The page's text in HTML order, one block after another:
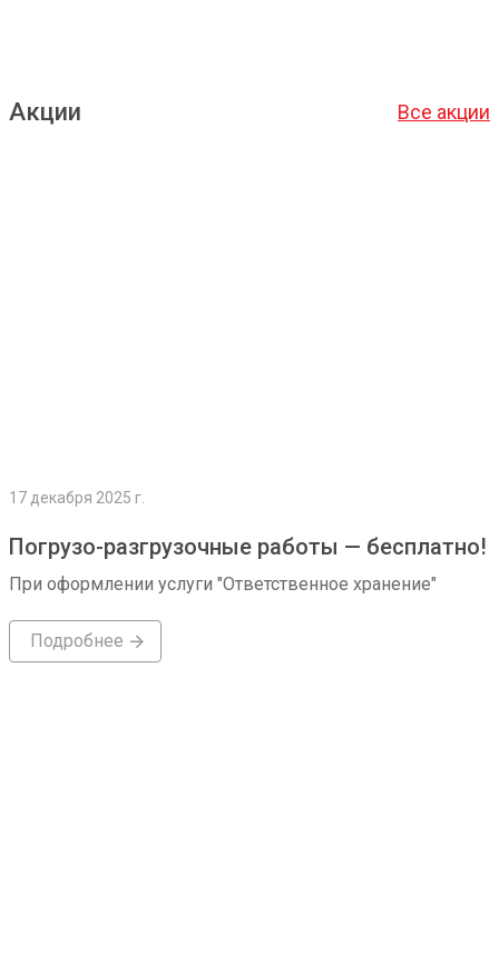
Акции Все акции
17 декабря 2025 г.
Погрузо-разгрузочные работы — бесплатно!
При оформлении услуги "Ответственное хранение"
Подробнее